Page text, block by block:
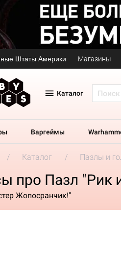
Штаты Америки Магазины
Каталог
Варгеймы
Каталог Пазлы и
про Пазл "Рик
Жопосранчик!"